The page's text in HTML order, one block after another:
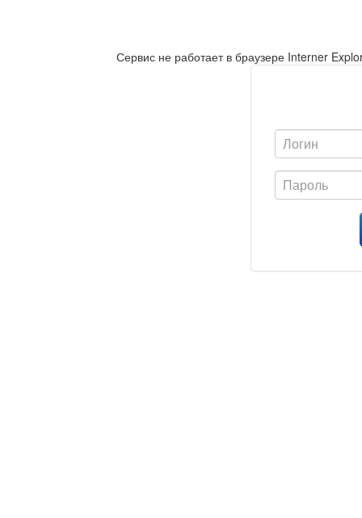
Сервис не работает в браузере Interner